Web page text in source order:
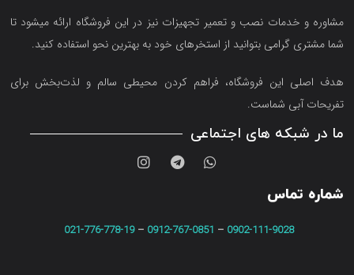
مشاوره و خدمات نصب و تعمیر تجهیزات نیز در این فروشگاه ارائه میشود تا
شما مشتری گرامی بتوانید از استخرهای خود به بهترین نحو استفاده کنید.
هدف اصلی این فروشگاه‌، فراهم کردن محیطی سالم و لذت‌بخش برای
تفریحات آبی شماست.
ما در شبکه های اجتماعی
شماره تماس
0902-111-9028
–
0912-767-0851
–
021-776-778-19